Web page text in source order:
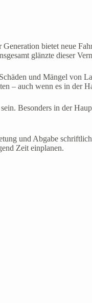
bietet neue
glänzte dieser
und Mängel von
– auch wenn es in der
Besonders in der
und Abgabe
Zeit einplanen.